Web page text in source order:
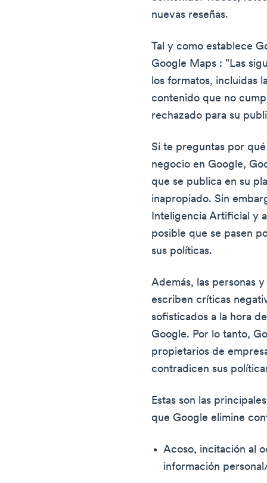
nuevas reseñas.
Tal y como establece
Google Maps : "Las
los formatos, incluidas
contenido que no
rechazado para su
Si te preguntas por
negocio en Google,
que se publica en su
inapropiado. Sin
Inteligencia Artificial y
posible que se pasen
sus políticas.
Además, las personas
escriben críticas
sofisticados a la hora
Google. Por lo tanto,
propietarios de
contradicen sus
Estas son las
que Google elimine
Acoso, incitación al
información